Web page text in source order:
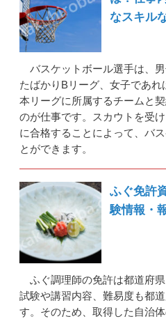
なスキル
バスケットボール選手は、
たばかりBリーグ、女子であ
本リーグに所属するチームと
のが仕事です。スカウトを受
に合格することによって、バ
とができます。
ふぐ免許
験情報・
ふぐ調理師の免許は都道府
試験や講習内容、難易度も都
す。そのため、取得した自治